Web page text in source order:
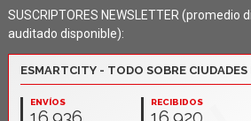
SUSCRIPTORES NEWSLETTER
auditado disponible):